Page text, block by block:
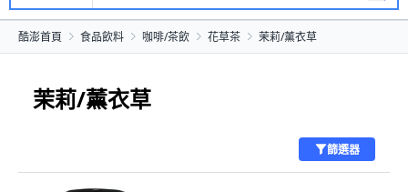
酷澎首頁 食品飲料 咖啡/茶飲 花草茶 茉莉/薰衣草
茉莉/薰衣草
篩選器